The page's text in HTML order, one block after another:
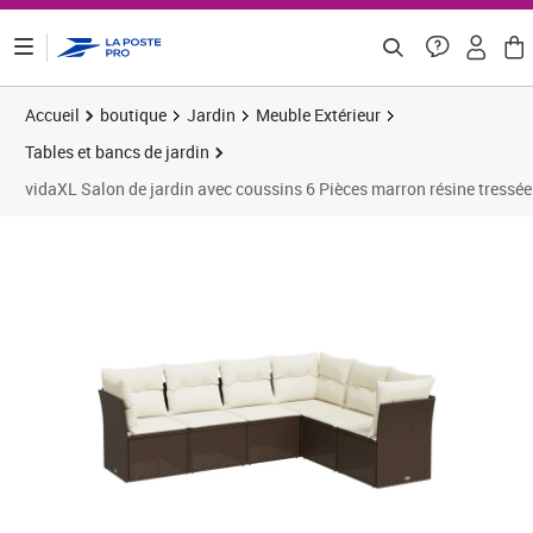
Accueil boutique Jardin
Meuble Extérieur
Tables et bancs de jardin
vidaXL Salon de jardin avec coussins 6 Pièces marron résine tressée